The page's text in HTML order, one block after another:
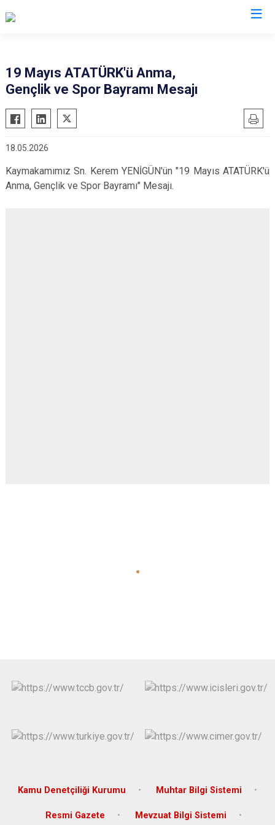
Ayvacık
Bayramiç
Bozcaada
Çan
Eceabat
Ezine
Yenice
19 Mayıs ATATÜRK'ü Anma,
Gençlik ve Spor Bayramı Mesajı
18.05.2026
Kaymakamımız Sn. Kerem YENİGÜN'ün "19 Mayıs ATATÜRK'ü
Anma, Gençlik ve Spor Bayramı" Mesajı.
Kamu Denetçiliği Kurumu Muhtar Bilgi Sistemi
Resmi Gazete Mevzuat Bilgi Sistemi